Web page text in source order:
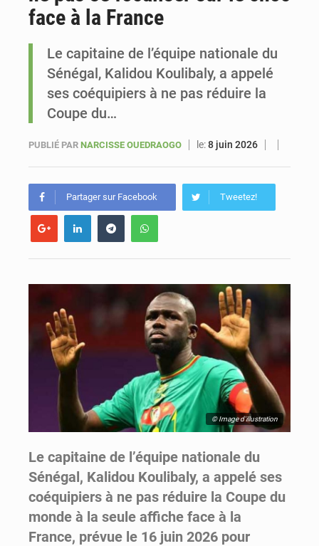
face à la France
Le capitaine de l’équipe nationale du
Sénégal, Kalidou Koulibaly, a appelé
ses coéquipiers à ne pas réduire la
Coupe du…
PUBLIÉ PAR NARCISSE OUEDRAOGO le:8 juin 2026
Partager sur Facebook Tweetez!
© Image d'illustration
Le capitaine de l’équipe nationale du
Sénégal, Kalidou Koulibaly, a appelé ses
coéquipiers à ne pas réduire la Coupe du
monde à la seule affiche face à la
France, prévue le 16 juin 2026 pour